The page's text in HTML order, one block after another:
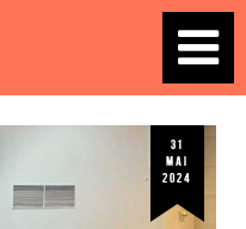
31
mai
2024